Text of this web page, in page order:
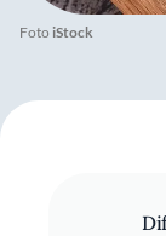
Foto iStock